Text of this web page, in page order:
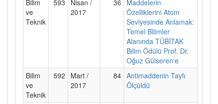
Bilim
ve
Teknik
593
Nisan /
2017
36
Maddelerin
Özelliklerini Atom
Seviyesinde Anlamak:
Temel Bilimler
Alanında TÜBİTAK
Bilim Ödülü Prof. Dr.
Oğuz Gülseren'e
Bilim
ve
Teknik
592
Mart /
2017
84 Antimaddenin Tayfı
Ölçüldü